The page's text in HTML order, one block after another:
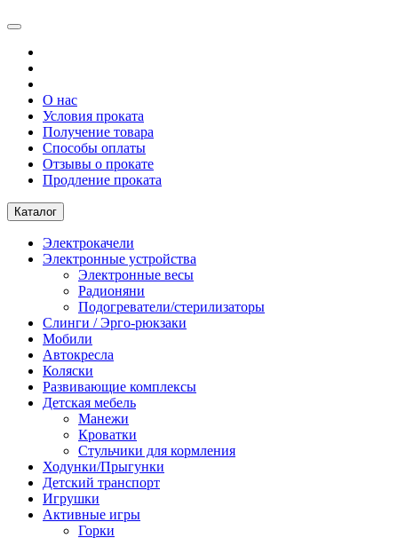
О нас
Условия проката
Получение товара
Способы оплаты
Отзывы о прокате
Продление проката
Каталог
Электрокачели
Электронные устройства
Электронные весы
Радионяни
Подогреватели/стерилизаторы
Слинги / Эрго-рюкзаки
Мобили
Автокресла
Коляски
Развивающие комплексы
Детская мебель
Манежи
Кроватки
Стульчики для кормления
Ходунки/Прыгунки
Детский транспорт
Игрушки
Активные игры
Горки